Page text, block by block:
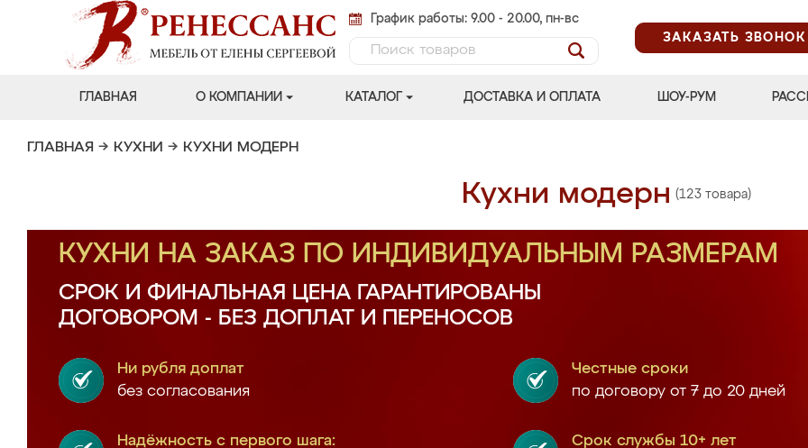
График работы: 9.00 - 20.00, пн-вс
ЗАКАЗАТЬ ЗВОНОК
ГЛАВНАЯ О КОМПАНИИ КАТАЛОГ ДОСТАВКА И ОПЛАТА ШОУ-РУМ
ГЛАВНАЯ → КУХНИ → КУХНИ МОДЕРН
Кухни модерн (123 товара)
КУХНИ НА ЗАКАЗ ПО ИНДИВИДУАЛЬНЫМ РАЗМЕРАМ
СРОК И ФИНАЛЬНАЯ ЦЕНА ГАРАНТИРОВАНЫ
ДОГОВОРОМ - БЕЗ ДОПЛАТ И ПЕРЕНОСОВ
Ни рубля доплат
без согласования
Честные сроки
по договору от 7 до 20 дней
Надёжность с первого шага:
Срок службы 10+ лет